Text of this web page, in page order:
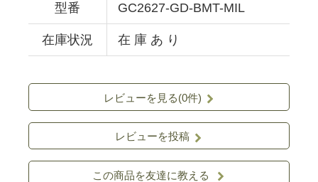
型番 GC2627-GD-BMT-MIL
在庫状況 在 庫 あ り
レビューを見る(0件)
レビューを投稿
この商品を友達に教える